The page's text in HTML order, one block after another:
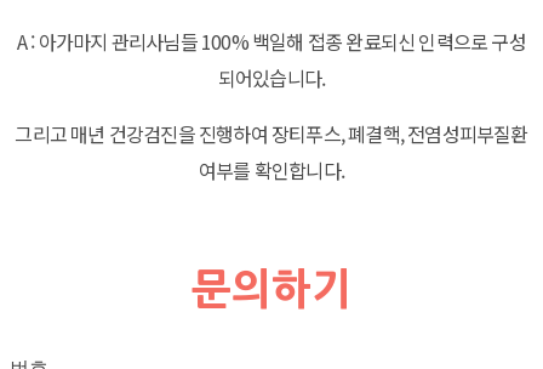
A : 아가마지 관리사님들 100% 백일해 접종 완료되신 인력으로 구성
되어있습니다.
그리고 매년 건강검진을 진행하여 장티푸스, 폐결핵, 전염성피부질환
여부를 확인합니다.
문의하기